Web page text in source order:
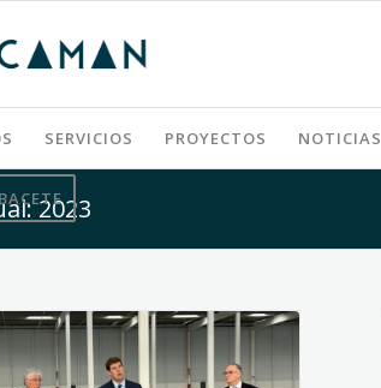
SERVICIOS PROYECTOS NOTICIAS
2023